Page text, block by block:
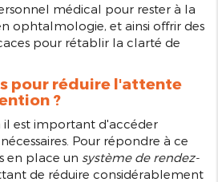
médical pour rester à la
ophtalmologie, et ainsi offrir des
pour rétablir la clarté de
pour réduire l'attente
?
il est important d'accéder
Pour répondre à ce
en place un système de rendez-
de réduire considérablement